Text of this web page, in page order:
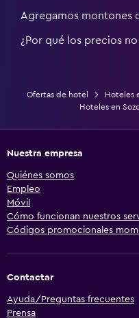
Agregamos montones
¿Por qué los precios
Ofertas de hotel Hoteles
Hoteles en
Nuestra empresa
Quiénes somos
Empleo
Móvil
Cómo funcionan nuestros
Códigos promocionales
Contactar
Ayuda/Preguntas frecuentes
Prensa